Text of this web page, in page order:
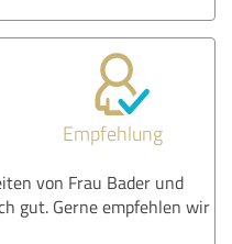
Empfehlung
von Frau Bader und
gut. Gerne empfehlen wir